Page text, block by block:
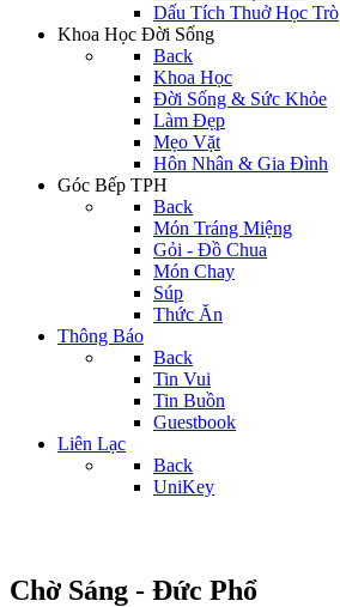
Dấu Tích Thuở Học Trò
Khoa Học Đời Sống
Back
Khoa Học
Đời Sống & Sức Khỏe
Làm Đẹp
Mẹo Vặt
Hôn Nhân & Gia Đình
Góc Bếp TPH
Back
Món Tráng Miệng
Gỏi - Đồ Chua
Món Chay
Súp
Thức Ăn
Thông Báo
Back
Tin Vui
Tin Buồn
Guestbook
Liên Lạc
Back
UniKey
Chờ Sáng - Đức Phổ